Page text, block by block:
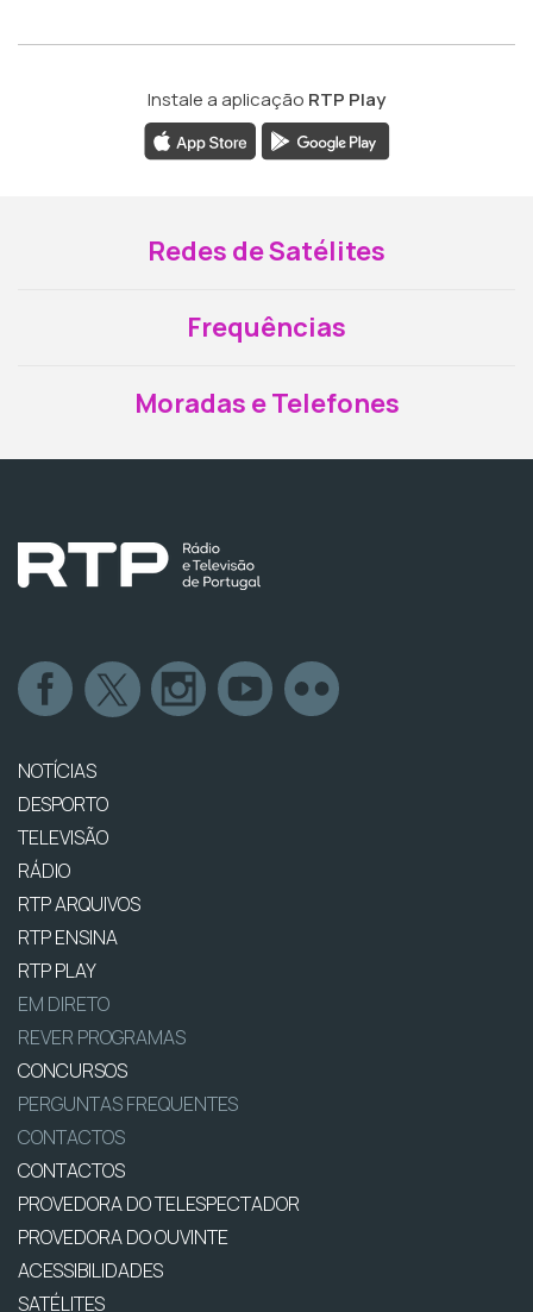
Instale a aplicação RTP Play
Redes de Satélites
Frequências
Moradas e Telefones
NOTÍCIAS
DESPORTO
TELEVISÃO
RÁDIO
RTP ARQUIVOS
RTP ENSINA
RTP PLAY
EM DIRETO
REVER PROGRAMAS
CONCURSOS
PERGUNTAS FREQUENTES
CONTACTOS
CONTACTOS
PROVEDORA DO TELESPECTADOR
PROVEDORA DO OUVINTE
ACESSIBILIDADES
SATÉLITES